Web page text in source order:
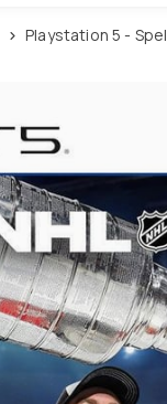
Playstation 5 - Spel